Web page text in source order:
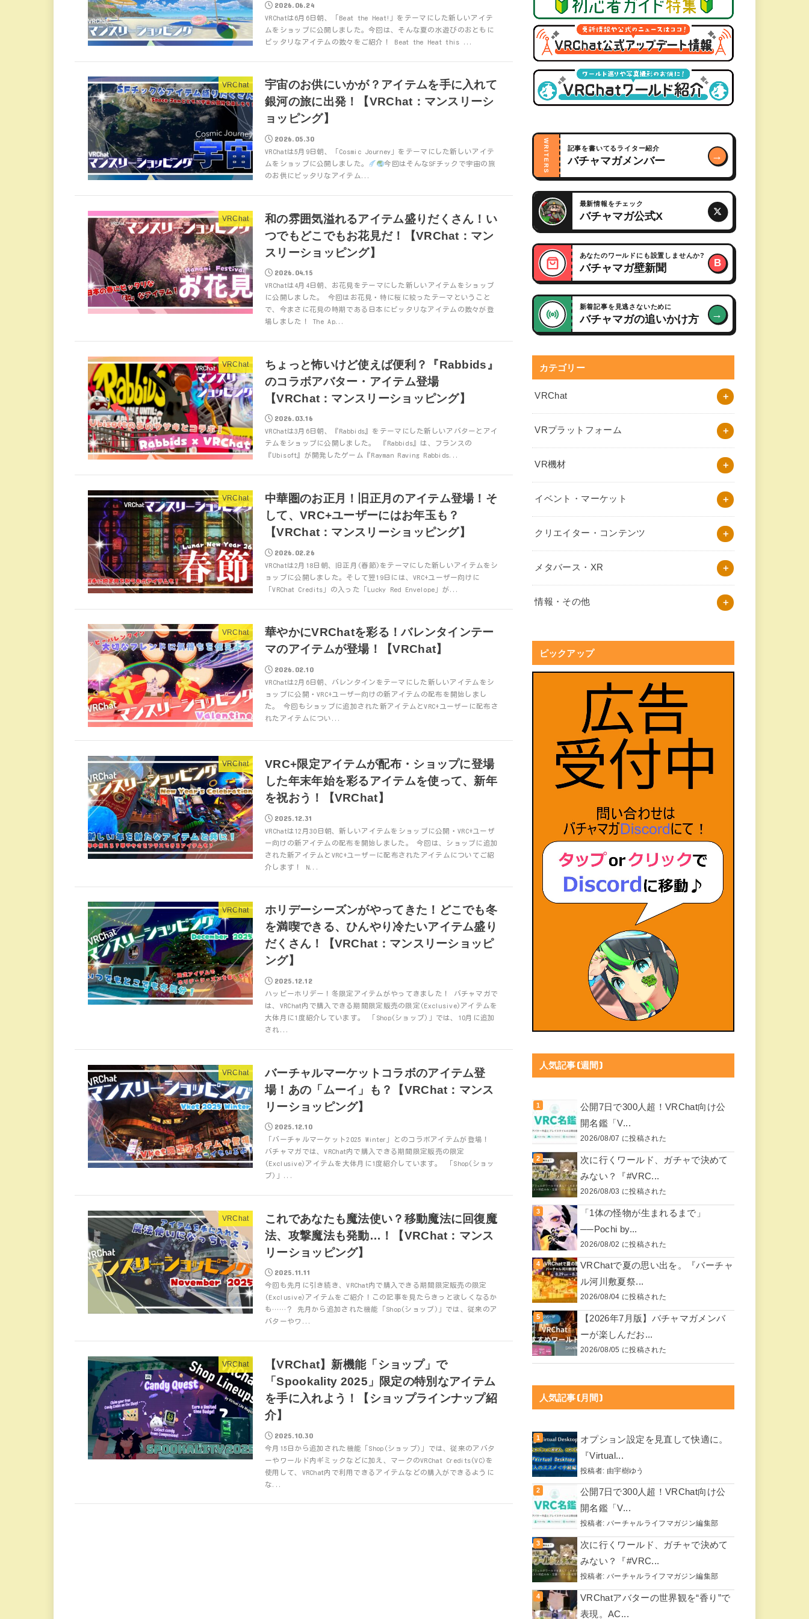
2026.06.24
VRChatは6月6日朝、「Beat the Heat!」をテーマにした新しいアイテ
ムをショップに公開しました。今回は、そんな夏の水遊びのおともに
ピッタリなアイテムの数々をご紹介！ Beat the Heat this ...
VRChat
宇宙のお供にいかが？アイテムを手に入れて
銀河の旅に出発！【VRChat：マンスリーシ
ョッピング】
2026.05.30
VRChatは5月9日朝、「Cosmic Journey」をテーマにした新しいアイテ
ムをショップに公開しました。
今回はそんなSFチックで宇宙の旅
のお供にピッタリなアイテム...
VRChat
和の雰囲気溢れるアイテム盛りだくさん！い
つでもどこでもお花見だ！【VRChat：マン
スリーショッピング】
2026.04.15
VRChatは4月4日朝、お花見をテーマにした新しいアイテムをショップ
に公開しました。 今回はお花見・特に桜に絞ったテーマということ
で、今まさに花見の時期である日本にピッタリなアイテムの数々が登
場しました！ The Ap...
VRChat
ちょっと怖いけど使えば便利？『Rabbids』
のコラボアバター・アイテム登場
【VRChat：マンスリーショッピング】
2026.03.16
VRChatは3月6日朝、『Rabbids』をテーマにした新しいアバターとアイ
テムをショップに公開しました。 『Rabbids』は、フランスの
『Ubisoft』が開発したゲーム『Rayman Raving Rabbids...
VRChat
中華圏のお正月！旧正月のアイテム登場！そ
して、VRC+ユーザーにはお年玉も？
【VRChat：マンスリーショッピング】
2026.02.26
VRChatは2月18日朝、旧正月(春節)をテーマにした新しいアイテムをシ
ョップに公開しました。そして翌19日には、VRC+ユーザー向けに
「VRChat Credits」の入った「Lucky Red Envelope」が...
VRChat
華やかにVRChatを彩る！バレンタインテー
マのアイテムが登場！【VRChat】
2026.02.10
VRChatは2月6日朝、バレンタインをテーマにした新しいアイテムをシ
ョップに公開・VRC+ユーザー向けの新アイテムの配布を開始しまし
た。 今回もショップに追加された新アイテムとVRC+ユーザーに配布さ
れたアイテムについ...
VRChat
VRC+限定アイテムが配布・ショップに登場
した年末年始を彩るアイテムを使って、新年
を祝おう！【VRChat】
2025.12.31
VRChatは12月30日朝、新しいアイテムをショップに公開・VRC+ユーザ
ー向けの新アイテムの配布を開始しました。 今回は、ショップに追加
された新アイテムとVRC+ユーザーに配布されたアイテムについてご紹
介します！ N...
VRChat
ホリデーシーズンがやってきた！どこでも冬
を満喫できる、ひんやり冷たいアイテム盛り
だくさん！【VRChat：マンスリーショッピ
ング】
2025.12.12
ハッピーホリデー！冬限定アイテムがやってきました！ バチャマガで
は、VRChat内で購入できる期間限定販売の限定(Exclusive)アイテムを
大体月に1度紹介しています。 「Shop(ショップ)」では、10月に追加
され...
VRChat
バーチャルマーケットコラボのアイテム登
場！あの「ムーイ」も？【VRChat：マンス
リーショッピング】
2025.12.10
「バーチャルマーケット2025 Winter」とのコラボアイテムが登場！
バチャマガでは、VRChat内で購入できる期間限定販売の限定
(Exclusive)アイテムを大体月に1度紹介しています。 「Shop(ショッ
プ)」...
VRChat
これであなたも魔法使い？移動魔法に回復魔
法、攻撃魔法も発動…！【VRChat：マンス
リーショッピング】
2025.11.11
今回も先月に引き続き、VRChat内で購入できる期間限定販売の限定
(Exclusive)アイテムをご紹介！この記事を見たらきっと欲しくなるか
も……？ 先月から追加された機能「Shop(ショップ)」では、従来のア
バターやワ...
VRChat
【VRChat】新機能「ショップ」で
「Spookality 2025」限定の特別なアイテム
を手に入れよう！【ショップラインナップ紹
介】
2025.10.30
今月15日から追加された機能「Shop(ショップ)」では、従来のアバタ
ーやワールド内ギミックなどに加え、マークのVRChat Credits(VC)を
使用して、VRChat内で利用できるアイテムなどの購入ができるように
な...
WRITERS 記事を書いてるライター紹介
バチャマガメンバー →
最新情報をチェック
バチャマガ公式X
あなたのワールドにも設置しませんか?
バチャマガ壁新聞 B
新着記事を見逃さないために
バチャマガの追いかけ方 →
カテゴリー
VRChat
VRプラットフォーム
VR機材
イベント・マーケット
クリエイター・コンテンツ
メタバース・XR
情報・その他
ピックアップ
人気記事(週間)
公開7日で300人超！VRChat向け公
開名鑑「V...
2026/08/07 に投稿された
次に行くワールド、ガチャで決めて
みない？『#VRC...
2026/08/03 に投稿された
「1体の怪物が生まれるまで」
──Pochi by...
2026/08/02 に投稿された
VRChatで夏の思い出を。『バーチャ
ル河川敷夏祭...
2026/08/04 に投稿された
【2026年7月版】バチャマガメンバ
ーが楽しんだお...
2026/08/05 に投稿された
人気記事(月間)
オプション設定を見直して快適に。
『Virtual...
投稿者: 由宇樹ゆう
公開7日で300人超！VRChat向け公
開名鑑「V...
投稿者: バーチャルライフマガジン編集部
次に行くワールド、ガチャで決めて
みない？『#VRC...
投稿者: バーチャルライフマガジン編集部
VRChatアバターの世界観を“香り”で
表現。AC...